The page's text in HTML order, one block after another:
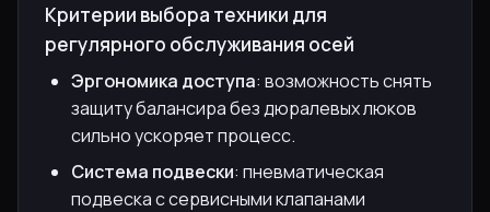
Критерии выбора техники для
регулярного обслуживания осей
Эргономика доступа: возможность снять
защиту балансира без дюралевых люков
сильно ускоряет процесс.
Система подвески: пневматическая
подвеска с сервисными клапанами